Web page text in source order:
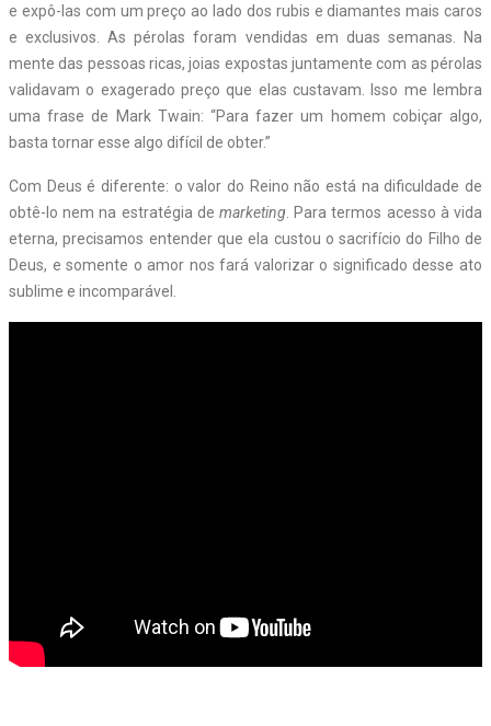
e expô-las com um preço ao lado dos rubis e diamantes mais caros
e exclusivos. As pérolas foram vendidas em duas semanas. Na
mente das pessoas ricas, joias expostas juntamente com as pérolas
validavam o exagerado preço que elas custavam. Isso me lembra
uma frase de Mark Twain: “Para fazer um homem cobiçar algo,
basta tornar esse algo difícil de obter.”
Com Deus é diferente: o valor do Reino não está na dificuldade de
obtê-lo nem na estratégia de marketing . Para termos acesso à vida
eterna, precisamos entender que ela custou o sacrifício do Filho de
Deus, e somente o amor nos fará valorizar o significado desse ato
sublime e incomparável.